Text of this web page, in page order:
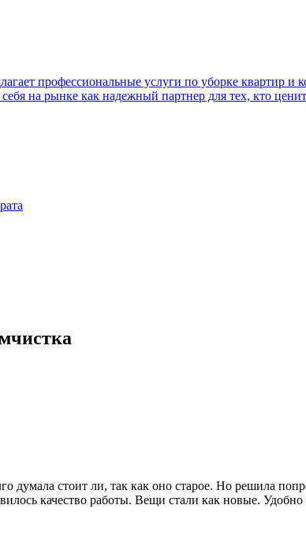
профессиональные услуги по уборке квартир и
на рынке как надежный партнер для тех, кто
стоит ли, так как оно старое. Но решила
качество работы. Вещи стали как новые.